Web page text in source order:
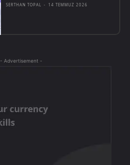
SERTHAN TOPAL - 14 TEMMUZ 2026
- Advertisement -